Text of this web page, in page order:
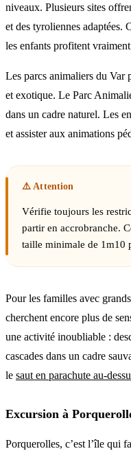
niveaux. Plusieurs sites
et des tyroliennes adaptées.
les enfants profitent
Les parcs animaliers du Var
et exotique. Le Parc
dans un cadre naturel. Les
et assister aux animations
Vérifie toujours les
partir en accrobranche.
taille minimale de 1m10
Pour les familles avec
cherchent encore plus de
une activité inoubliable :
cascades dans un cadre
le saut en parachute au-
Excursion à
Porquerolles, c’est l’île qui